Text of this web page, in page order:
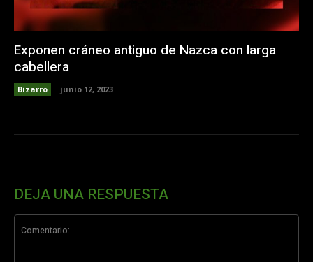
Exponen cráneo antiguo de Nazca con larga
cabellera
Bizarro junio 12, 2023
DEJA UNA RESPUESTA